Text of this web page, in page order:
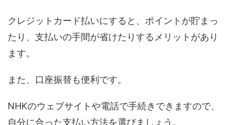
クレジットカード払いにすると、ポイントが貯まっ
たり、支払いの手間が省けたりするメリットがあり
ます。
また、口座振替も便利です。
NHKのウェブサイトや電話で手続きできますので、
自分に合った支払い方法を選びましょう。